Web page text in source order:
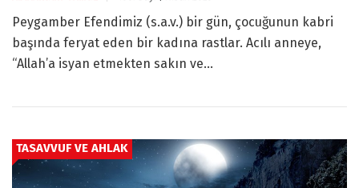
Peygamber Efendimiz (s.a.v.) bir gün, çocuğunun kabri
başında feryat eden bir kadına rastlar. Acılı anneye,
“Allah’a isyan etmekten sakın ve...
TASAVVUF VE AHLAK